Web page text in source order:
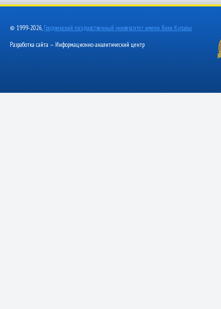
© 1999-2026, Гродненский государственный университет имени Янки Купалы
Разработка сайта — Информационно-аналитический центр